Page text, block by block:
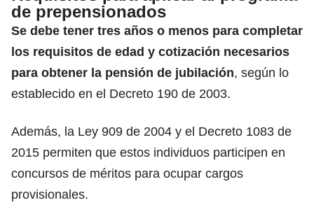
de prepensionados
Se debe tener tres años o menos para completar
los requisitos de edad y cotización necesarios
para obtener la pensión de jubilación, según lo
establecido en el Decreto 190 de 2003.
Además, la Ley 909 de 2004 y el Decreto 1083 de
2015 permiten que estos individuos participen en
concursos de méritos para ocupar cargos
provisionales.